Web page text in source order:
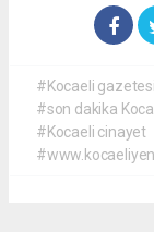
#Kocaeli gazetesi
#son dakika
#Kocaeli cinayet